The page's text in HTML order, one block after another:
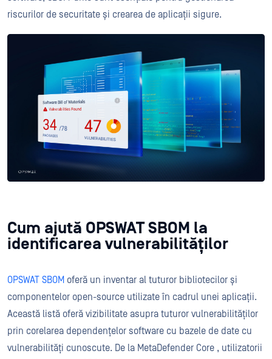
riscurilor de securitate și crearea de aplicații sigure.
Cum ajută OPSWAT SBOM la
identificarea vulnerabilităților
OPSWAT SBOM oferă un inventar al tuturor bibliotecilor și
componentelor open-source utilizate în cadrul unei aplicații.
Această listă oferă vizibilitate asupra tuturor vulnerabilităților
prin corelarea dependențelor software cu bazele de date cu
vulnerabilități cunoscute. De la MetaDefender Core , utilizatorii